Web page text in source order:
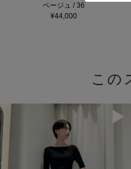
ベージュ / 36
¥44,000
この